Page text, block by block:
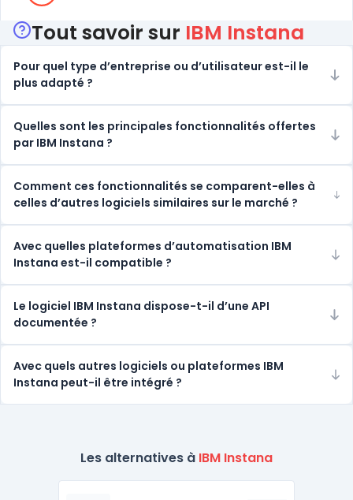
Tout savoir sur IBM Instana
Pour quel type d’entreprise ou d’utilisateur est-il le
plus adapté ?
Quelles sont les principales fonctionnalités offertes
par IBM Instana ?
Comment ces fonctionnalités se comparent-elles à
celles d’autres logiciels similaires sur le marché ?
Avec quelles plateformes d’automatisation IBM
Instana est-il compatible ?
Le logiciel IBM Instana dispose-t-il d’une API
documentée ?
Avec quels autres logiciels ou plateformes IBM
Instana peut-il être intégré ?
Les alternatives à IBM Instana